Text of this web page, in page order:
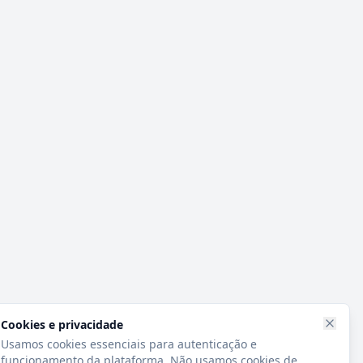
Cookies e privacidade
Usamos cookies essenciais para autenticação e